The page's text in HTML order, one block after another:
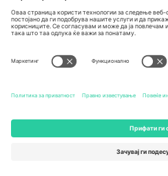
Unter den Linden 24, 10117
Berlin, Germany
131 Continental Dr, Suite 305,